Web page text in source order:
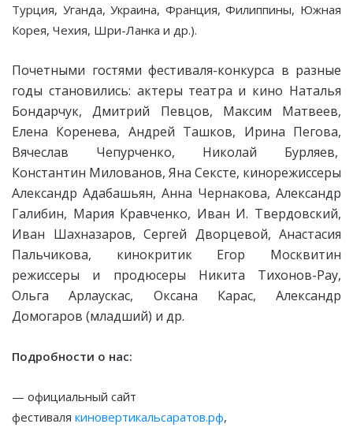
Турция, Уганда, Украина, Франция, Филиппины, Южная
Корея, Чехия, Шри-Ланка и др.).
Почетными гостями фестиваля-конкурса в разные
годы становились: актеры театра и кино Наталья
Бондарчук, Дмитрий Певцов, Максим Матвеев,
Елена Коренева, Андрей Ташков, Ирина Пегова,
Вячеслав Чепурченко, Николай Бурляев,
Константин Милованов, Яна Сексте, кинорежиссеры
Александр Адабашьян, Анна Чернакова, Александр
Галибин, Мария Кравченко, Иван И. Твердовский,
Иван Шахназаров, Сергей Дворцевой, Анастасия
Пальчикова, кинокритик Егор Москвитин
режиссеры и продюсеры Никита Тихонов-Рау,
Ольга Арлаускас, Оксана Карас, Александр
Домогаров (младший) и др.
Подробности о нас:
— официальный сайт
фестиваля киновертикальсаратов.рф,